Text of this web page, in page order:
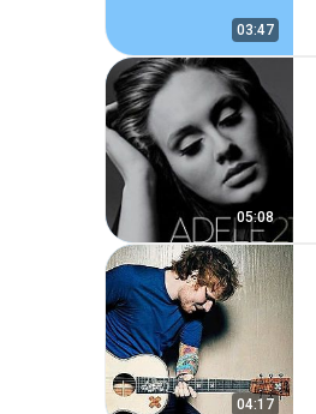
03:47
05:08
04:17